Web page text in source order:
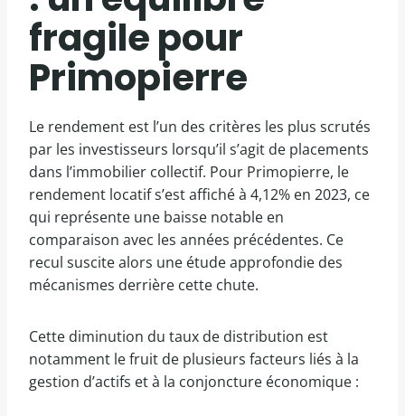
fragile pour
Primopierre
Le rendement est l’un des critères les plus scrutés
par les investisseurs lorsqu’il s’agit de placements
dans l’immobilier collectif. Pour Primopierre, le
rendement locatif s’est affiché à 4,12% en 2023, ce
qui représente une baisse notable en
comparaison avec les années précédentes. Ce
recul suscite alors une étude approfondie des
mécanismes derrière cette chute.
Cette diminution du taux de distribution est
notamment le fruit de plusieurs facteurs liés à la
gestion d’actifs et à la conjoncture économique :